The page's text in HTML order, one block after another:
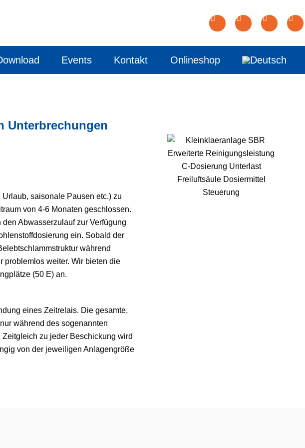
Events Kontakt Onlineshop
Unterbrechungen
saisonale Pausen etc.) zu
von 4-6 Monaten geschlossen.
Abwasserzulauf zur Verfügung
ein. Sobald der
während
problemlos weiter. Wir bieten die
(50 E) an.
eines Zeitrelais. Die gesamte,
während des sogenannten
zu jeder Beschickung wird
von der jeweiligen Anlagengröße